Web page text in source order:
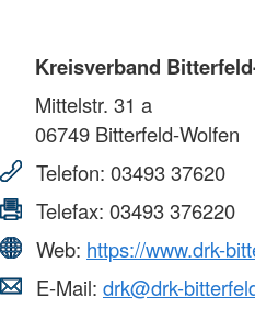
Kreisverband
Mittelstr. 31 a
06749 Bitterfeld-Wolfen
Telefon: 03493 37620
Telefax: 03493 376220
Web: https://www.drk-
E-Mail: drk@drk-